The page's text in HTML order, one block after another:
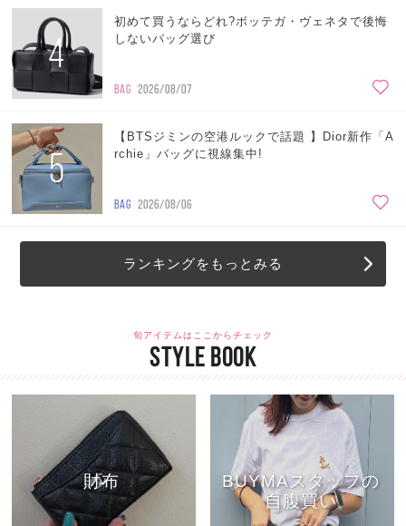
4
初めて買うならどれ?ボッテガ・ヴェネタで後悔
しないバッグ選び
BAG 2026/08/07
5
【BTSジミンの空港ルックで話題 】Dior新作「A
rchie」バッグに視線集中!
BAG 2026/08/06
ランキングをもっとみる
旬アイテムはここからチェック
STYLE BOOK
財布
BUYMAスタッフの
自腹買い